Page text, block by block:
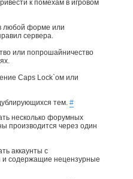
к помехам в игровом
любой форме или
сервера.
или попрошайничество
Caps Lock`ом или
тем. #
несколько форумных
производится через один
аккаунты с
содержащие нецензурные